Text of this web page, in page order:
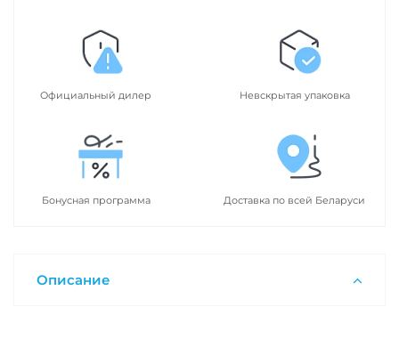
Официальный дилер Невскрытая упаковка
Бонусная программа Доставка по всей Беларуси
Описание